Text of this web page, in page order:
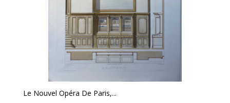
Le Nouvel Opéra De Paris,...